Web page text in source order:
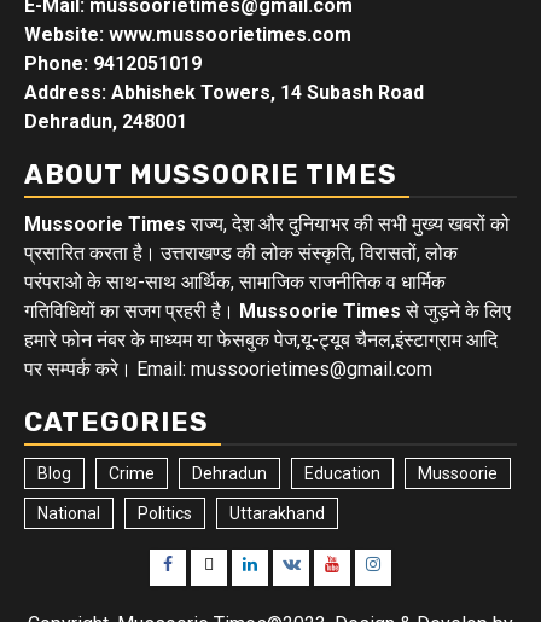
E-Mail: mussoorietimes@gmail.com
Website: www.mussoorietimes.com
Phone: 9412051019
Address: Abhishek Towers, 14 Subash Road
Dehradun, 248001
ABOUT MUSSOORIE TIMES
Mussoorie Times राज्य, देश और दुनियाभर की सभी मुख्य खबरों को
प्रसारित करता है। उत्तराखण्ड की लोक संस्कृति, विरासतों, लोक
परंपराओ के साथ-साथ आर्थिक, सामाजिक राजनीतिक व धार्मिक
गतिविधियों का सजग प्रहरी है। Mussoorie Times से जुड़ने के लिए
हमारे फोन नंबर के माध्यम या फेसबुक पेज,यू-ट्यूब चैनल,इंस्टाग्राम आदि
पर सम्पर्क करे। Email: mussoorietimes@gmail.com
CATEGORIES
Blog Crime Dehradun Education Mussoorie
National Politics Uttarakhand
Facebook
TwitterLinkedin
VK YoutubeInstagram